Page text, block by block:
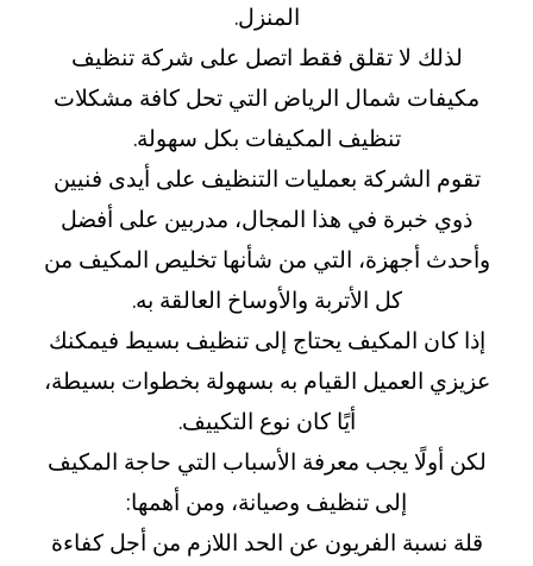
المنزل.
لذلك لا تقلق فقط اتصل على شركة تنظيف
مكيفات شمال الرياض التي تحل كافة مشكلات
تنظيف المكيفات بكل سهولة.
تقوم الشركة بعمليات التنظيف على أيدى فنيين
ذوي خبرة في هذا المجال، مدربين على أفضل
وأحدث أجهزة، التي من شأنها تخليص المكيف من
كل الأتربة والأوساخ العالقة به.
إذا كان المكيف يحتاج إلى تنظيف بسيط فيمكنك
عزيزي العميل القيام به بسهولة بخطوات بسيطة،
أيًا كان نوع التكييف.
لكن أولًا يجب معرفة الأسباب التي حاجة المكيف
إلى تنظيف وصيانة، ومن أهمها:
قلة نسبة الفريون عن الحد اللازم من أجل كفاءة